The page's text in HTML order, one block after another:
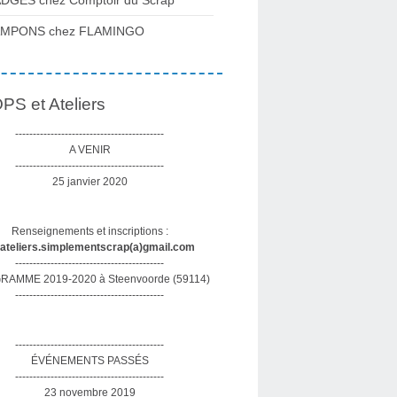
chez FLAMINGO
et Ateliers
------------------------------------------
A VENIR
------------------------------------------
25 janvier 2020
Renseignements et inscriptions :
------------------------------------------
2019-2020 à Steenvoorde (59114)
------------------------------------------
------------------------------------------
ÉVÉNEMENTS PASSÉS
------------------------------------------
23 novembre 2019